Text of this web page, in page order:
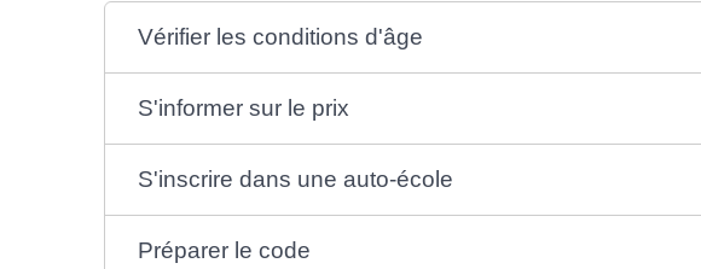
Vérifier les conditions d'âge
S'informer sur le prix
S'inscrire dans une auto-école
Préparer le code